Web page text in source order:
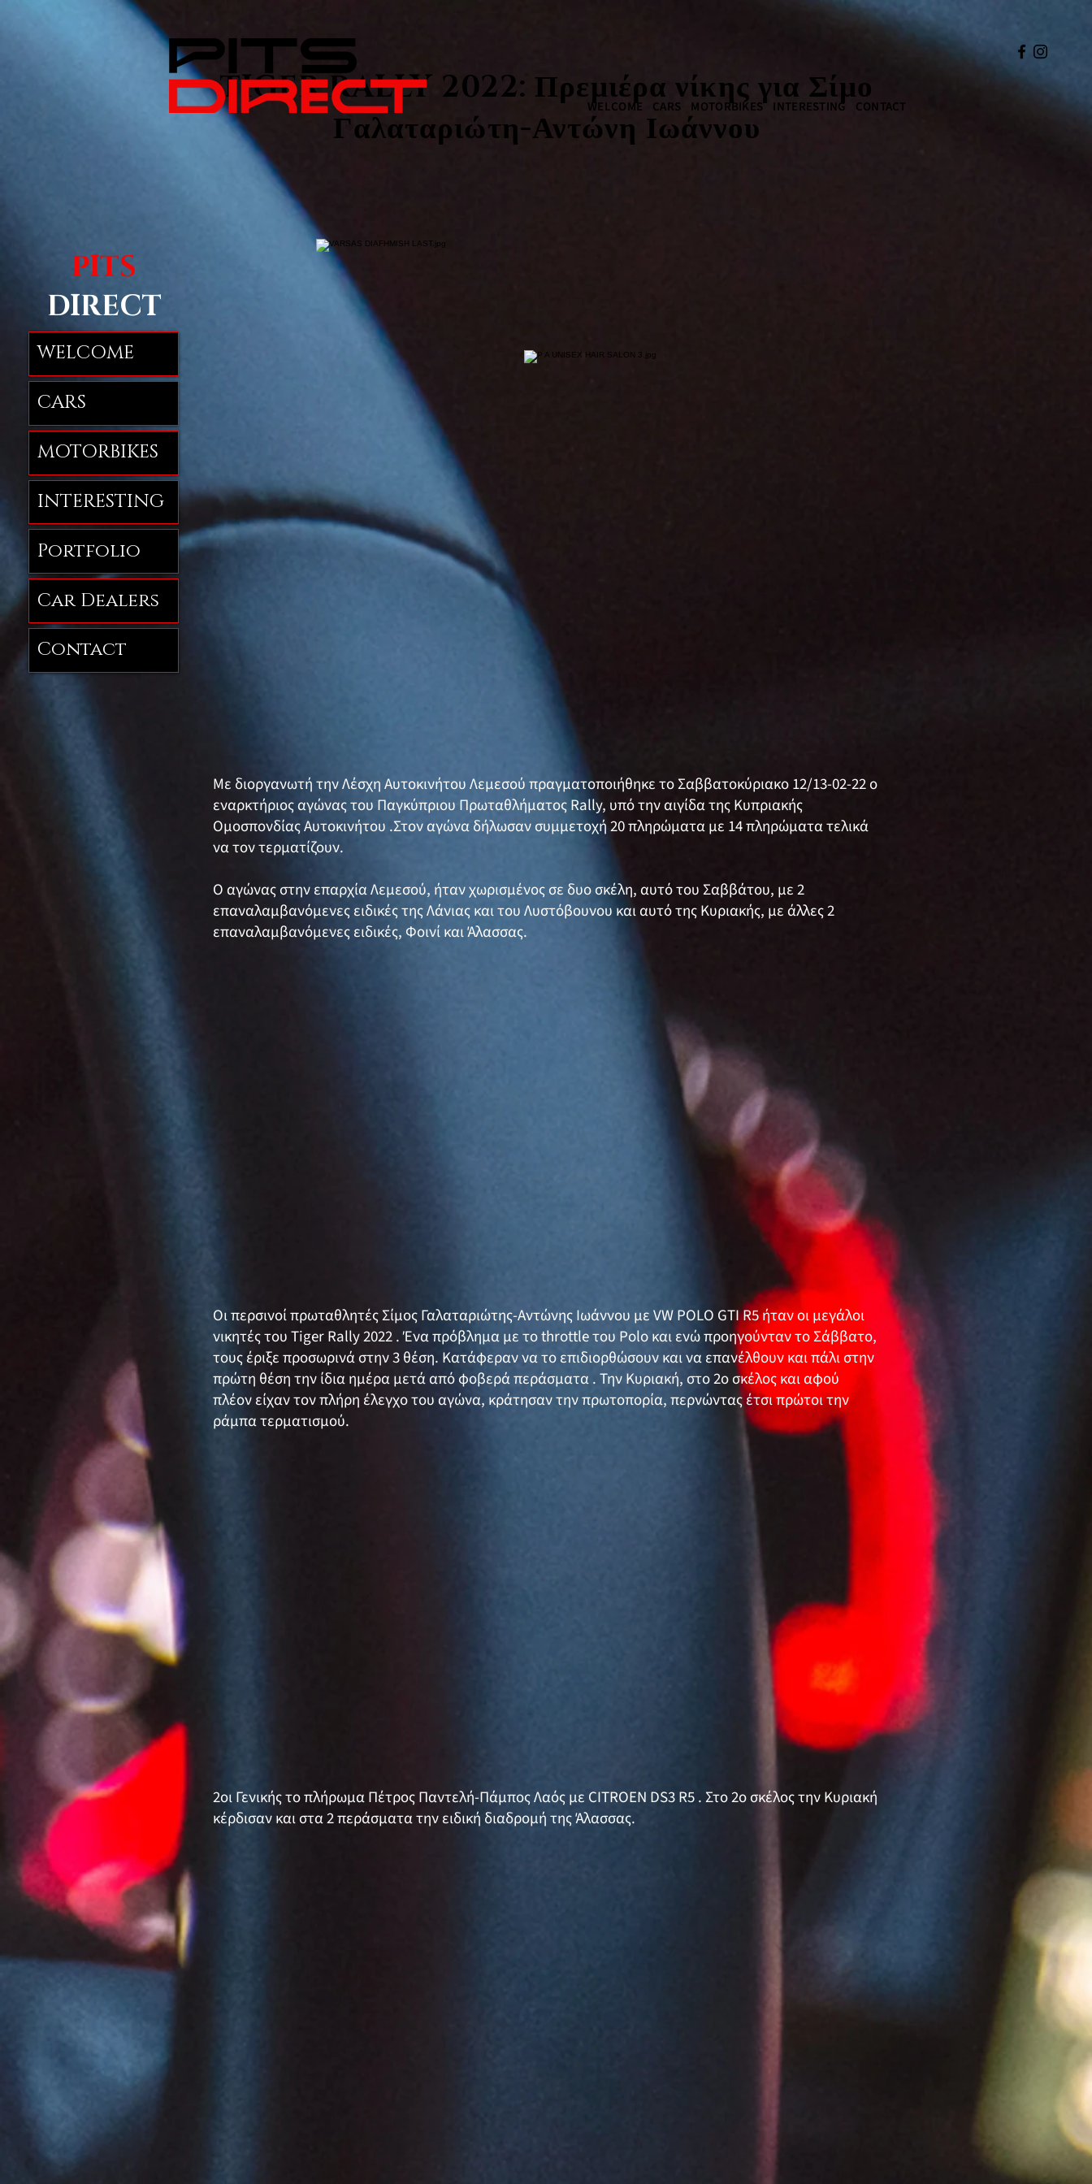
WELCOME CARS MOTORBIKES INTERESTING CONTACT
TIGER RALLY 2022: Πρεμιέρα νίκης για Σίμο
Γαλαταριώτη-Αντώνη Ιωάννου
PITS
DIRECT
WELCOME
CARS
MOTORBIKES
INTERESTING
Portfolio
Car Dealers
Contact
Με διοργανωτή την Λέσχη Αυτοκινήτου Λεμεσού πραγματοποιήθηκε το Σαββατοκύριακο 12/13-02-22 ο
εναρκτήριος αγώνας του Παγκύπριου Πρωταθλήματος Rally, υπό την αιγίδα της Κυπριακής
Ομοσπονδίας Αυτοκινήτου .Στον αγώνα δήλωσαν συμμετοχή 20 πληρώματα με 14 πληρώματα τελικά
να τον τερματίζουν.
Ο αγώνας στην επαρχία Λεμεσού, ήταν χωρισμένος σε δυο σκέλη, αυτό του Σαββάτου, με 2
επαναλαμβανόμενες ειδικές της Λάνιας και του Λυστόβουνου και αυτό της Κυριακής, με άλλες 2
επαναλαμβανόμενες ειδικές, Φοινί και Άλασσας.
Οι περσινοί πρωταθλητές Σίμος Γαλαταριώτης-Αντώνης Ιωάννου με VW POLO GTI R5 ήταν οι μεγάλοι
νικητές του Tiger Rally 2022 . Ένα πρόβλημα με το throttle του Polo και ενώ προηγούνταν το Σάββατο,
τους έριξε προσωρινά στην 3 θέση. Κατάφεραν να το επιδιορθώσουν και να επανέλθουν και πάλι στην
πρώτη θέση την ίδια ημέρα μετά από φοβερά περάσματα . Την Κυριακή, στο 2ο σκέλος και αφού
πλέον είχαν τον πλήρη έλεγχο του αγώνα, κράτησαν την πρωτοπορία, περνώντας έτσι πρώτοι την
ράμπα τερματισμού.
2οι Γενικής το πλήρωμα Πέτρος Παντελή-Πάμπος Λαός με CITROEN DS3 R5 . Στο 2ο σκέλος την Κυριακή
κέρδισαν και στα 2 περάσματα την ειδική διαδρομή της Άλασσας.